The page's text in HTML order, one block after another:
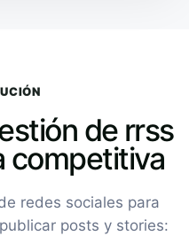
de rrss
competitiva
redes sociales para
posts y stories: